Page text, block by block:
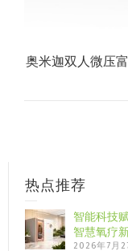
奥米迦双人微压
热点推荐
智能科技
智慧氧疗
2026年7月